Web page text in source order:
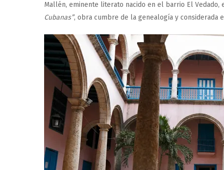
Mallén, eminente literato nacido en el barrio El Vedado,
Cubanas”, obra cumbre de la genealogía y considerada